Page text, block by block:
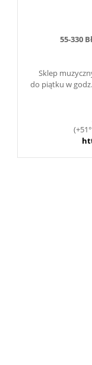
55-330
Sklep
do piątku w